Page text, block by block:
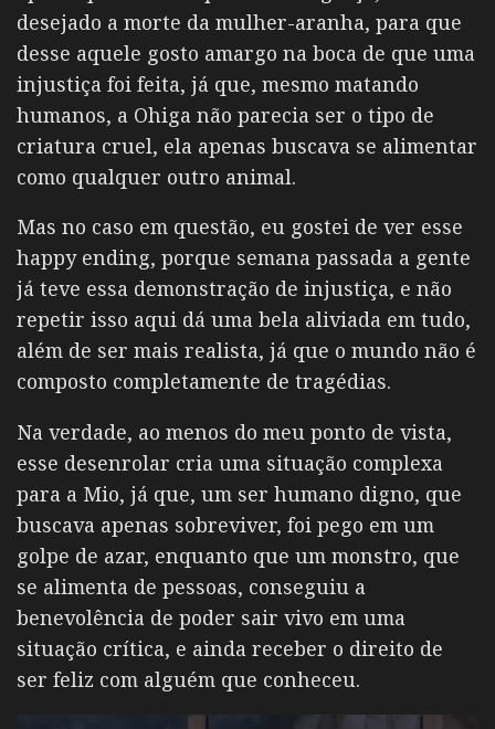
desejado a morte da mulher-aranha, para que
desse aquele gosto amargo na boca de que uma
injustiça foi feita, já que, mesmo matando
humanos, a Ohiga não parecia ser o tipo de
criatura cruel, ela apenas buscava se alimentar
como qualquer outro animal.
Mas no caso em questão, eu gostei de ver esse
happy ending, porque semana passada a gente
já teve essa demonstração de injustiça, e não
repetir isso aqui dá uma bela aliviada em tudo,
além de ser mais realista, já que o mundo não é
composto completamente de tragédias.
Na verdade, ao menos do meu ponto de vista,
esse desenrolar cria uma situação complexa
para a Mio, já que, um ser humano digno, que
buscava apenas sobreviver, foi pego em um
golpe de azar, enquanto que um monstro, que
se alimenta de pessoas, conseguiu a
benevolência de poder sair vivo em uma
situação crítica, e ainda receber o direito de
ser feliz com alguém que conheceu.